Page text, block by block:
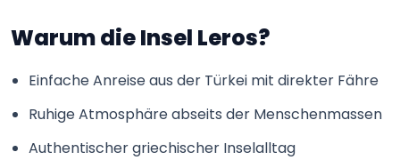
Warum die Insel Leros?
Einfache Anreise aus der Türkei mit direkter Fähre
Ruhige Atmosphäre abseits der Menschenmassen
Authentischer griechischer Inselalltag